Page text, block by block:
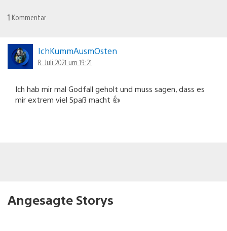
1 Kommentar
IchKummAusmOsten
8. Juli 2021 um 19:21
Ich hab mir mal Godfall geholt und muss sagen, dass es
mir extrem viel Spaß macht 👍
Angesagte Storys